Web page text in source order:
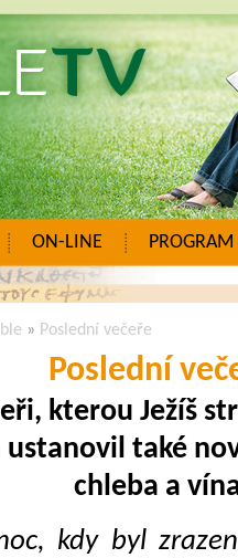
ON-LINE PROGRAM
» Poslední večeře
Poslední
kterou Ježíš
ustanovil také
chleba a
kdy byl